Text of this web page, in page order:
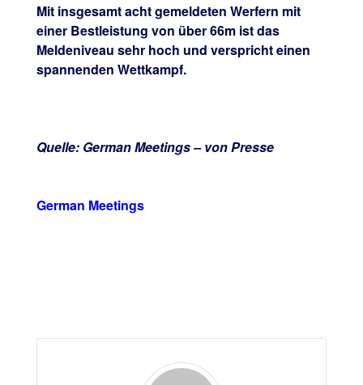
Mit insgesamt acht gemeldeten Werfern mit
einer Bestleistung von über 66m ist das
Meldeniveau sehr hoch und verspricht einen
spannenden Wettkampf.
Quelle: German Meetings –von Presse
German Meetings